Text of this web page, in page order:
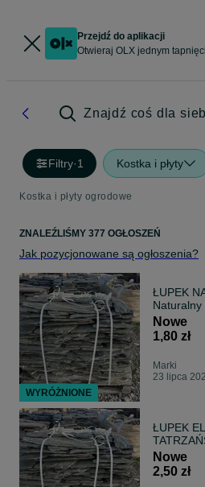
Przejdź do aplikacji
Otwieraj OLX jednym
Znajdź coś dla
Filtry·1 Kostka i płyty
Kostka i płyty ogrodowe
ZNALEŹLIŚMY 377 OGŁOSZEŃ
Jak pozycjonowane są ogłoszenia?
ŁUPEK
Naturalny
Schody
Nowe
1,80 zł
Marki
23 lipca
ŁUPEK
Kominek
Dzikówka
Nowe
2,50 zł
WYRÓŻNIONE